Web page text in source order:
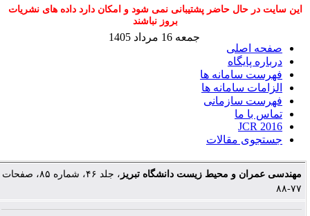
این سایت در حال حاضر پشتیبانی نمی شود و امکان دارد داده های نشریات
بروز نباشند
صفحه اصلی
درباره پایگاه
فهرست سامانه ها
الزامات سامانه ها
فهرست سازمانی
تماس با ما
JCR 2016
جستجوی مقالات
جمعه 16 مرداد 1405
مهندسی عمران و محیط زیست دانشگاه تبریز
، جلد ۴۶، شماره ۸۵، صفحات
۷۷-۸۸